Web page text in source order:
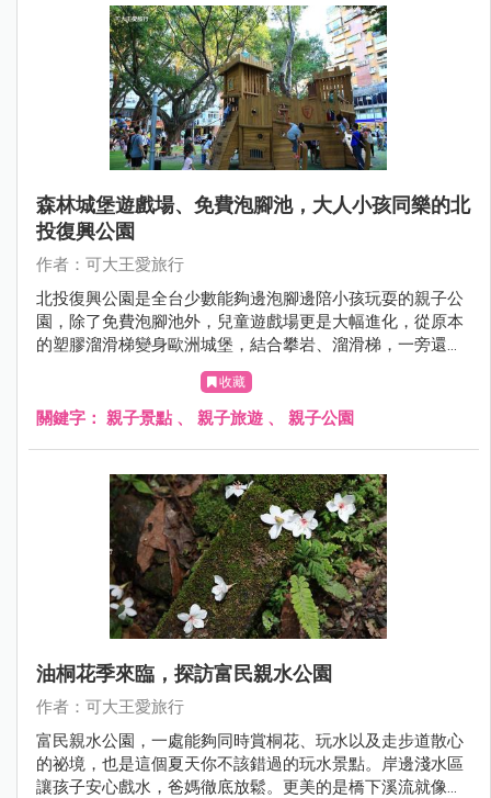
森林城堡遊戲場、免費泡腳池，大人小孩同樂的北
投復興公園
作者：可大王愛旅行
北投復興公園是全台少數能夠邊泡腳邊陪小孩玩耍的親子公
園，除了免費泡腳池外，兒童遊戲場更是大幅進化，從原本
的塑膠溜滑梯變身歐洲城堡，結合攀岩、溜滑梯，一旁還有
攀繩和沙坑，真的好好玩！
收藏
關鍵字： 親子景點 、 親子旅遊 、 親子公園
油桐花季來臨，探訪富民親水公園
作者：可大王愛旅行
富民親水公園，一處能夠同時賞桐花、玩水以及走步道散心
的祕境，也是這個夏天你不該錯過的玩水景點。岸邊淺水區
讓孩子安心戲水，爸媽徹底放鬆。更美的是橋下溪流就像四